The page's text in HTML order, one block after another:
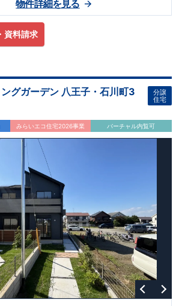
上溝」駅徒歩19分 ◇ロケーション
星が丘小学校
徒歩7分 ・オーケ
原店
徒歩
ち医院 徒歩
施工、営業が互いに協力しあい、最良のプラ
。 ・不要な中間マージンを抑えることで、
ています。
・東栄住宅
た耐震等級で3を取得。建築基準法で定め
一度発生する地震に対して、倒壊、崩壊しな
ら、さらに
価ダブル取得】
認めた第三者機関が評価しています。
価を受けた図面通りに施工されているか、建
チェックが行われます。
工状況を検査した上で、品質を保証していま
ターサポート】
引渡し後最大10回の無料定期点検と、
年
。お引渡しからが本当のお付き合いだと考
スを外部の業者に委託せず、東栄住宅グル
ービス株式会社」にて責任をもって対応い
資料請求
物件詳細を見る
グガーデン 八王子・石川町3
分譲
住宅
みらいエコ住宅2026事業 バーチャル内覧可